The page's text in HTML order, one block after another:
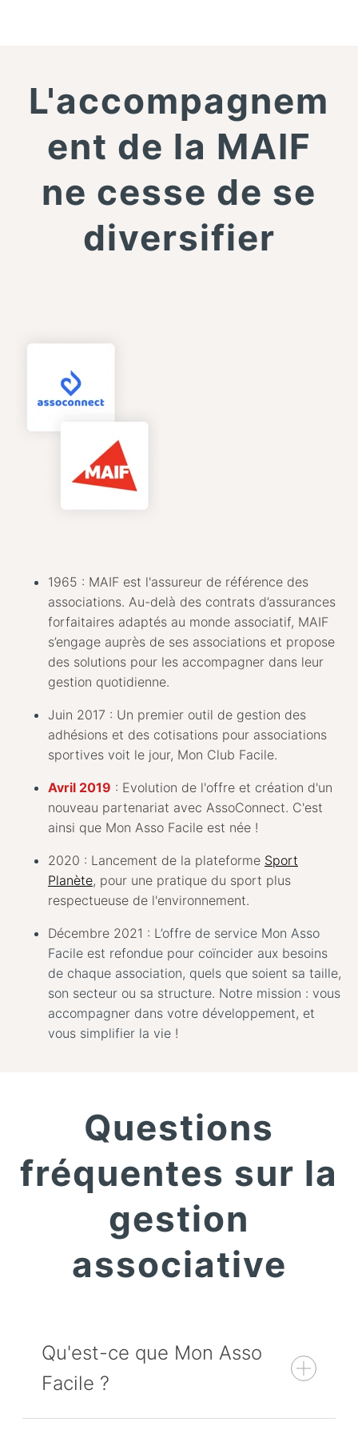
L'accompagnem
ent de la MAIF
ne cesse de se
diversifier
1965 : MAIF est l'assureur de référence des
associations. Au-delà des contrats d’assurances
forfaitaires adaptés au monde associatif, MAIF
s’engage auprès de ses associations et propose
des solutions pour les accompagner dans leur
gestion quotidienne.
Juin 2017 : Un premier outil de gestion des
adhésions et des cotisations pour associations
sportives voit le jour, Mon Club Facile.
Avril 2019 : Evolution de l'offre et création d'un
nouveau partenariat avec AssoConnect. C'est
ainsi que Mon Asso Facile est née !
2020 : Lancement de la plateforme Sport
Planète, pour une pratique du sport plus
respectueuse de l'environnement.
Décembre 2021 : L’offre de service Mon Asso
Facile est refondue pour coïncider aux besoins
de chaque association, quels que soient sa taille,
son secteur ou sa structure. Notre mission : vous
accompagner dans votre développement, et
vous simplifier la vie !
Questions
fréquentes sur la
gestion
associative
Qu'est-ce que Mon Asso
Facile ?